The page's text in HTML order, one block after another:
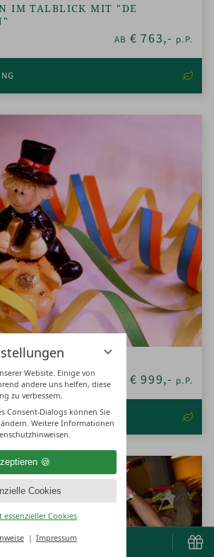
Website. Einige von
andere uns helfen, diese
zu verbessern.
Consent-Dialogs können Sie
Weitere Informationen
Cookies
essenzieller Cookies
Impressum
IM TALBLICK MIT "DE
AB € 763,- p.P.
€ 999,- p.P.